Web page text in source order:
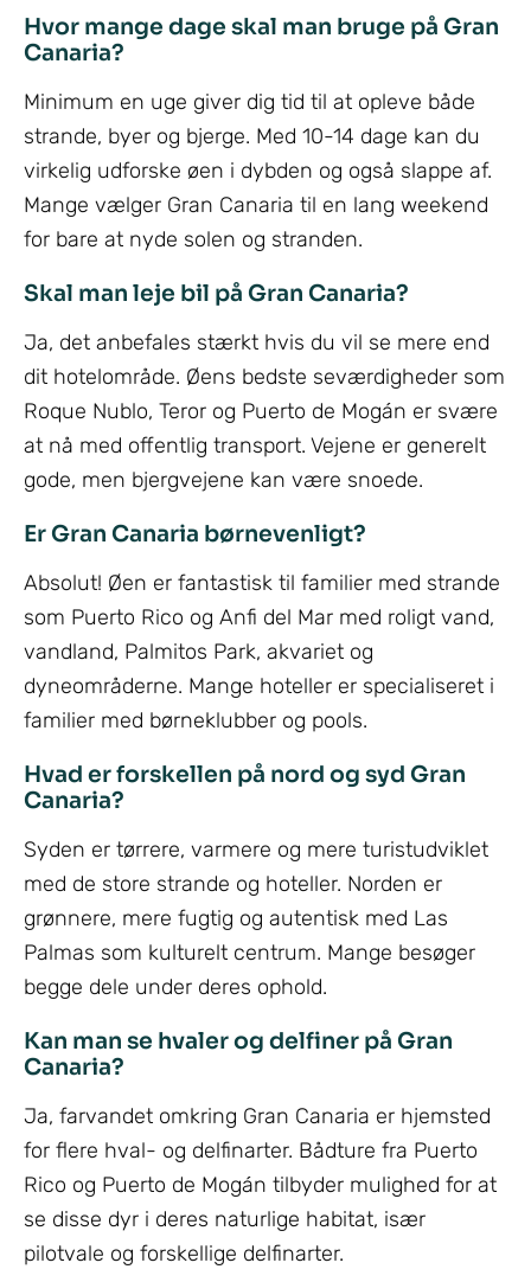
Hvor mange dage skal man bruge på Gran
Canaria?
Minimum en uge giver dig tid til at opleve både
strande, byer og bjerge. Med 10-14 dage kan du
virkelig udforske øen i dybden og også slappe af.
Mange vælger Gran Canaria til en lang weekend
for bare at nyde solen og stranden.
Skal man leje bil på Gran Canaria?
Ja, det anbefales stærkt hvis du vil se mere end
dit hotelområde. Øens bedste seværdigheder som
Roque Nublo, Teror og Puerto de Mogán er svære
at nå med offentlig transport. Vejene er generelt
gode, men bjergvejene kan være snoede.
Er Gran Canaria børnevenligt?
Absolut! Øen er fantastisk til familier med strande
som Puerto Rico og Anfi del Mar med roligt vand,
vandland, Palmitos Park, akvariet og
dyneområderne. Mange hoteller er specialiseret i
familier med børneklubber og pools.
Hvad er forskellen på nord og syd Gran
Canaria?
Syden er tørrere, varmere og mere turistudviklet
med de store strande og hoteller. Norden er
grønnere, mere fugtig og autentisk med Las
Palmas som kulturelt centrum. Mange besøger
begge dele under deres ophold.
Kan man se hvaler og delfiner på Gran
Canaria?
Ja, farvandet omkring Gran Canaria er hjemsted
for flere hval- og delfinarter. Bådture fra Puerto
Rico og Puerto de Mogán tilbyder mulighed for at
se disse dyr i deres naturlige habitat, især
pilotvale og forskellige delfinarter.